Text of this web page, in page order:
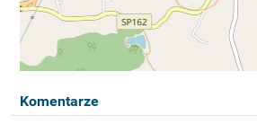
Komentarze